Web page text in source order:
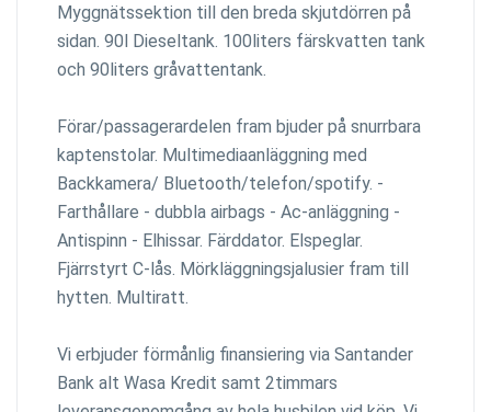
Myggnätssektion till den breda skjutdörren på
sidan. 90l Dieseltank. 100liters färskvatten tank
och 90liters gråvattentank.
Förar/passagerardelen fram bjuder på snurrbara
kaptenstolar. Multimediaanläggning med
Backkamera/ Bluetooth/telefon/spotify. -
Farthållare - dubbla airbags - Ac-anläggning -
Antispinn - Elhissar. Färddator. Elspeglar.
Fjärrstyrt C-lås. Mörkläggningsjalusier fram till
hytten. Multiratt.
Vi erbjuder förmånlig finansiering via Santander
Bank alt Wasa Kredit samt 2timmars